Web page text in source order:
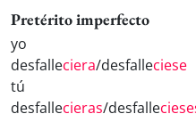
Pretérito imperfecto
yo
desfalleciera/desfalleciese
tú
desfallecieras/desfalle